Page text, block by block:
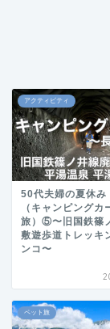
アクティビティ
50代夫婦の夏休み
（キャンピングカ
旅）⑤〜旧国鉄篠
敷遊歩道トレッキ
ンコ〜
ペット旅